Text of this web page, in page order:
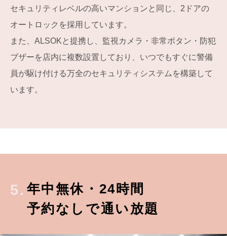
セキュリティレベルの高いマンションと同じ、2ドアの
オートロックを採用しています。
また、ALSOKと提携し、監視カメラ・非常ボタン・防犯
ブザーを店内に複数設置しており、いつでもすぐに警備
員が駆け付ける万全のセキュリティシステムを構築して
います。
5. 年中無休・24時間
予約なしで通い放題